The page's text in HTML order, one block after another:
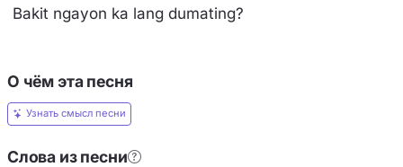
Bakit ngayon ka lang dumating?
О чём эта песня
Узнать смысл песни
Слова из песни